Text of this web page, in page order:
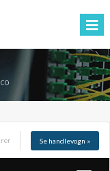
Se handlevogn »